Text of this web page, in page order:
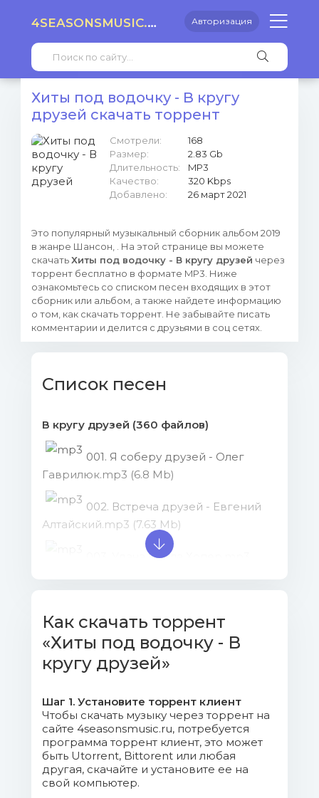
4SEASONSMUSIC.RU Авторизация
Хиты под водочку - В кругу
друзей скачать торрент
Смотрели:
168
Размер:
2.83 Gb
Длительность:
MP3
Качество:
320 Kbps
Добавлено:
26 март 2021
Это популярный музыкальный сборник альбом 2019
в жанре Шансон, . На этой странице вы можете
скачатьХиты под водочку - В кругу друзей через
торрент бесплатно в формате MP3. Ниже
ознакомьтесь со списком песен входящих в этот
сборник или альбом, а также найдете информацию
о том, как скачать торрент. Не забывайте писать
комментарии и делится с друзьями в соц сетях.
Список песен
В кругу друзей (360 файлов)
001. Я соберу друзей - Олег
Гаврилюк.mp3 (6.8 Mb)
002. Встреча друзей - Евгений
Алтайский.mp3 (7.63 Mb)
003. Удача - Лала Хопер.mp3
Тюменский.mp3 (10.25 Mb)
005. Скрипач в законе - Группа
Беломорканал.mp3 (6.99 Mb)
006. Ресторанный музыкант -
Вадим Кузема.mp3 (6.27 Mb)
007. В Самаре у друзей -
Александр Звинцов.mp3 (7.01 Mb)
Как скачать торрент
«Хиты под водочку - В
кругу друзей»
Шаг 1. Установите торрент клиент
Чтобы скачать музыку через торрент на
сайте 4seasonsmusic.ru, потребуется
программа торрент клиент, это может
быть Utorrent, Bittorent или любая
другая, скачайте и установите ее на
свой компьютер.